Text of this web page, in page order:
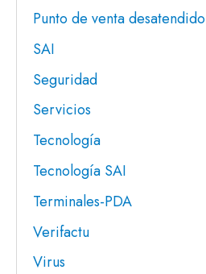
Punto de venta desatendido
SAI
Seguridad
Servicios
Tecnología
Tecnología SAI
Terminales-PDA
Verifactu
Virus